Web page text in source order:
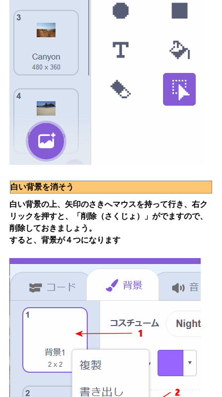
白い背景を消そう
白い背景の上、矢印のさきへマウスを持って行き、右ク
リックを押すと、「削除（さくじょ）」がでますので、
削除しておきましょう。
すると、背景が４つになります